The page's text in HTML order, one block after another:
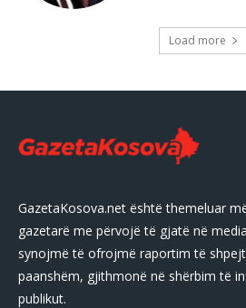
Load more
GazetaKosova.net është themeluar
gazetarë me përvojë të gjatë në
synojmë të ofrojmë raportim të
paanshëm, gjithmonë në shërbim të
publikut.